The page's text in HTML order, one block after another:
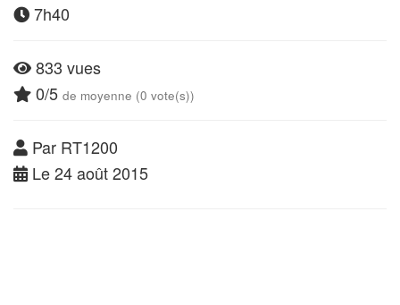
7h40
833 vues
0/5 de moyenne (0 vote(s))
Par RT1200
Le 24 août 2015